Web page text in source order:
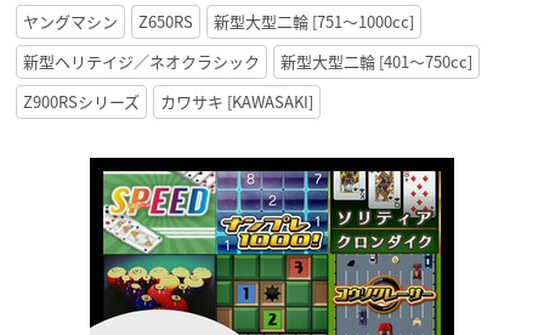
ヤングマシン
Z650RS
新型大型二輪 [751〜1000cc]
新型ヘリテイジ／ネオクラシック
新型大型二輪 [401〜750cc]
Z900RSシリーズ
カワサキ [KAWASAKI]